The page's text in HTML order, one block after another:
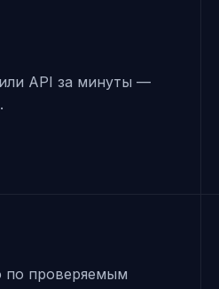
API за минуты —
по проверяемым